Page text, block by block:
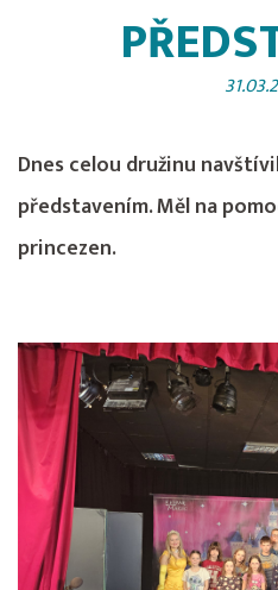
Dnes celou družinu
představením. Měl na
princezen.